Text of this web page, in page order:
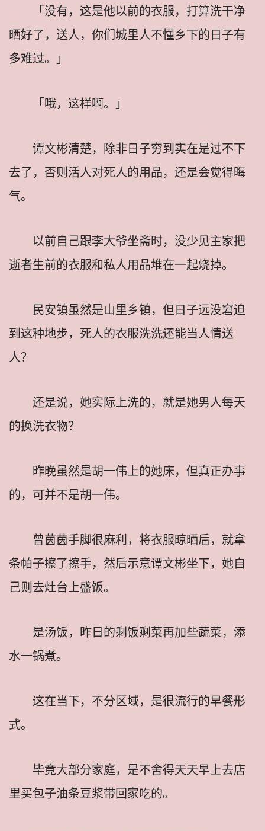
「没有，这是他以前的衣服，打算洗干净
晒好了，送人，你们城里人不懂乡下的日子有
多难过。」
「哦，这样啊。」
谭文彬清楚，除非日子穷到实在是过不下
去了，否则活人对死人的用品，还是会觉得晦
气。
以前自己跟李大爷坐斋时，没少见主家把
逝者生前的衣服和私人用品堆在一起烧掉。
民安镇虽然是山里乡镇，但日子远没窘迫
到这种地步，死人的衣服洗洗还能当人情送
人？
还是说，她实际上洗的，就是她男人每天
的换洗衣物？
昨晚虽然是胡一伟上的她床，但真正办事
的，可并不是胡一伟。
曾茵茵手脚很麻利，将衣服晾晒后，就拿
条帕子擦了擦手，然后示意谭文彬坐下，她自
己则去灶台上盛饭。
是汤饭，昨日的剩饭剩菜再加些蔬菜，添
水一锅煮。
这在当下，不分区域，是很流行的早餐形
式。
毕竟大部分家庭，是不舍得天天早上去店
里买包子油条豆浆带回家吃的。